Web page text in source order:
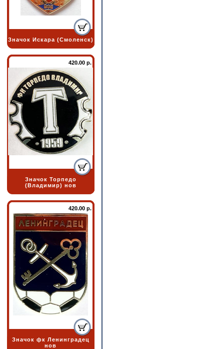
Значок Искара (Смоленск)
420.00 р.
Значок Торпедо
(Владимир) нов
420.00 р.
Значок фк Ленинградец
нов